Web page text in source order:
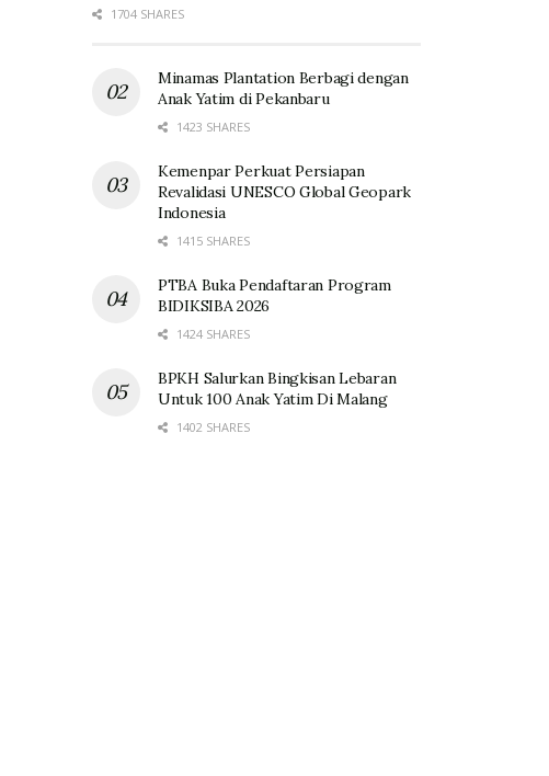
1704 SHARES
Minamas Plantation Berbagi dengan
Anak Yatim di Pekanbaru
1423 SHARES
Kemenpar Perkuat Persiapan
Revalidasi UNESCO Global Geopark
Indonesia
1415 SHARES
PTBA Buka Pendaftaran Program
BIDIKSIBA 2026
1424 SHARES
BPKH Salurkan Bingkisan Lebaran
Untuk 100 Anak Yatim Di Malang
1402 SHARES